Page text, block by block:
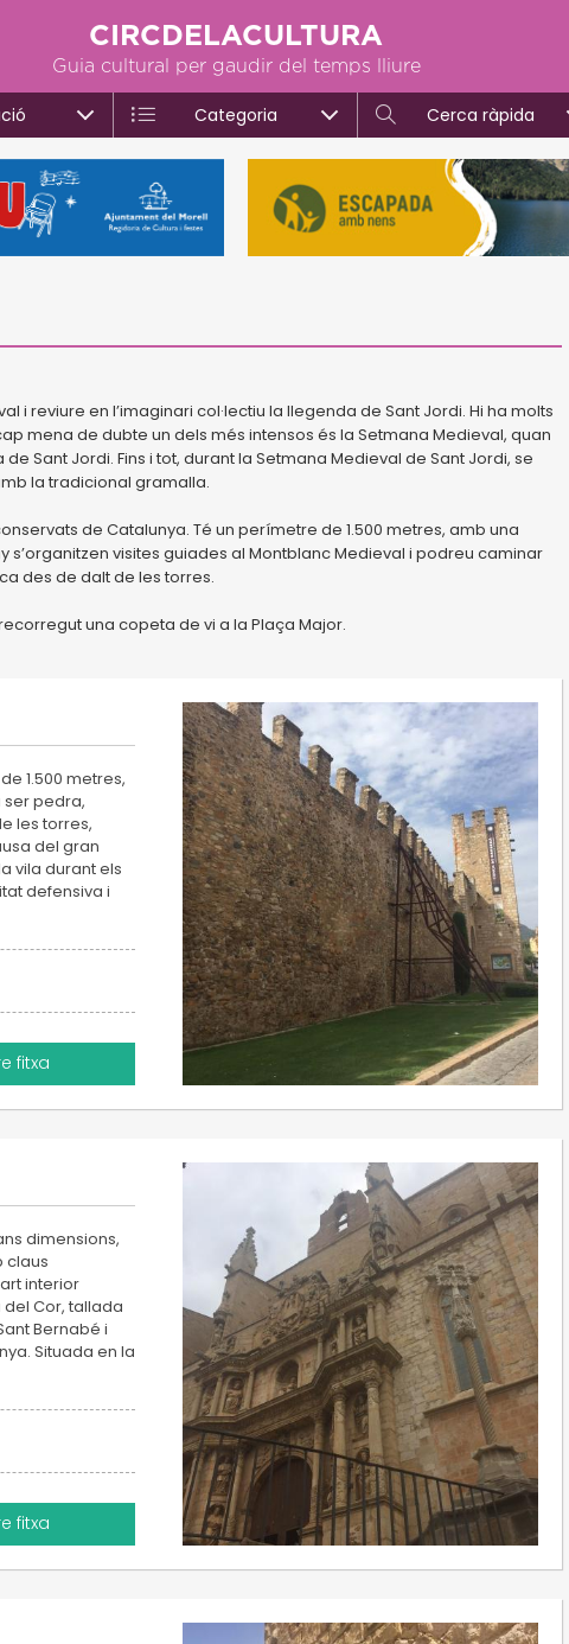
CIRCDELACULTURA
Guia cultural per gaudir del temps lliure
Categoria Cerca ràpida
i reviure en l’imaginari col·lectiu la llegenda de Sant Jordi. Hi ha molts
mena de dubte un dels més intensos és la Setmana Medieval, quan
Sant Jordi. Fins i tot, durant la Setmana Medieval de Sant Jordi, se
la tradicional gramalla.
de Catalunya. Té un perímetre de 1.500 metres, amb una
s’organitzen visites guiades al Montblanc Medieval i podreu caminar
des de dalt de les torres.
una copeta de vi a la Plaça Major.
1.500 metres,
ser pedra,
les torres,
del gran
vila durant els
defensiva i
fitxa
dimensions,
claus
interior
Cor, tallada
Bernabé i
Situada en la
fitxa